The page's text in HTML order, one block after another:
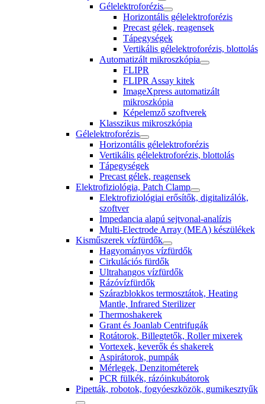
Gélelektroforézis
Horizontális gélelektroforézis
Precast gélek, reagensek
Tápegységek
Vertikális gélelektroforézis, blottolás
Automatizált mikroszkópia
FLIPR
FLIPR Assay kitek
ImageXpress automatizált
mikroszkópia
Képelemző szoftverek
Klasszikus mikroszkópia
Gélelektroforézis
Horizontális gélelektroforézis
Vertikális gélelektroforézis, blottolás
Tápegységek
Precast gélek, reagensek
Elektrofiziológia, Patch Clamp
Elektrofiziológiai erősítők, digitalizálók,
szoftver
Impedancia alapú sejtvonal-analízis
Multi-Electrode Array (MEA) készülékek
Kisműszerek vízfürdők
Hagyományos vízfürdők
Cirkulációs fürdők
Ultrahangos vízfürdők
Rázóvízfürdők
Szárazblokkos termosztátok, Heating
Mantle, Infrared Sterilizer
Thermoshakerek
Grant és Joanlab Centrifugák
Rotátorok, Billegtetők, Roller mixerek
Vortexek, keverők és shakerek
Aspirátorok, pumpák
Mérlegek, Denzitométerek
PCR fülkék, rázóinkubátorok
Pipetták, robotok, fogyóeszközök, gumikesztyűk